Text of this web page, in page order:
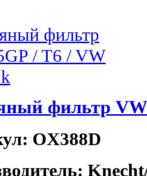
фильтр
OX388D